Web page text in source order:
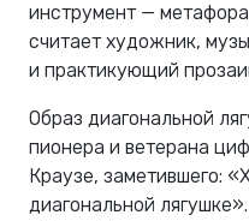
инструмент —
считает художник,
и практикующий
Образ диагональной
пионера и ветерана
Краузе, заметившего:
диагональной